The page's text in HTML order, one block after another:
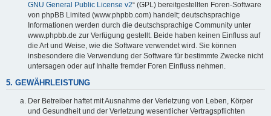
GNU General Public License v2“ (GPL) bereitgestellten Foren-Software
von phpBB Limited (www.phpbb.com) handelt; deutschsprachige
Informationen werden durch die deutschsprachige Community unter
www.phpbb.de zur Verfügung gestellt. Beide haben keinen Einfluss auf
die Art und Weise, wie die Software verwendet wird. Sie können
insbesondere die Verwendung der Software für bestimmte Zwecke nicht
untersagen oder auf Inhalte fremder Foren Einfluss nehmen.
5. GEWÄHRLEISTUNG
Der Betreiber haftet mit Ausnahme der Verletzung von Leben, Körper
und Gesundheit und der Verletzung wesentlicher Vertragspflichten